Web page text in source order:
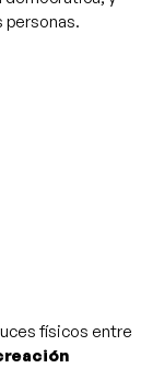
personas.
físicos entre